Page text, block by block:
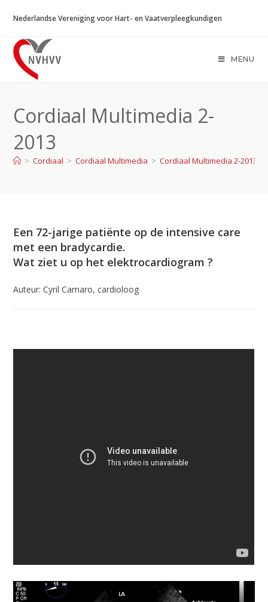
naar
inhoud
Nederlandse Vereniging voor Hart- en Vaatverpleegkundigen
MENU
Cordiaal Multimedia 2-
2013
> Cordiaal > Cordiaal Multimedia > Cordiaal Multimedia 2-2013
Een 72-jarige patiënte op de intensive care
met een bradycardie.
Wat ziet u op het elektrocardiogram ?
Auteur: Cyril Camaro, cardioloog